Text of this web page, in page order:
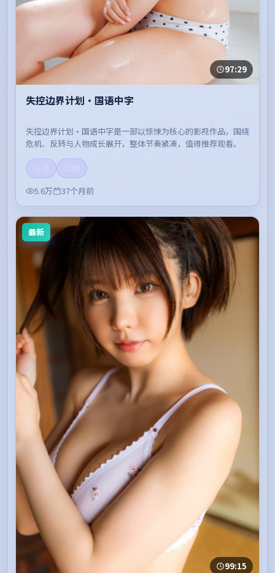
97:29
失控边界计划·国语中字
失控边界计划·国语中字是一部以惊悚为核心的影视作品，围绕
危机、反转与人物成长展开，整体节奏紧凑，值得推荐观看。
5.6万
37个月前
最新
99:15